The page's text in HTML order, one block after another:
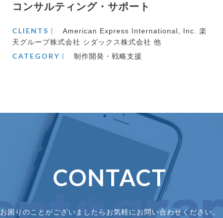
コンサルティング・サポート
CLIENTS
American Express International, Inc. 楽
天グループ株式会社 シダックス株式会社 他
CATEGORY 制作開発・戦略支援
CONTACT
お困りのことがございましたら お気軽にお問い合わせください。